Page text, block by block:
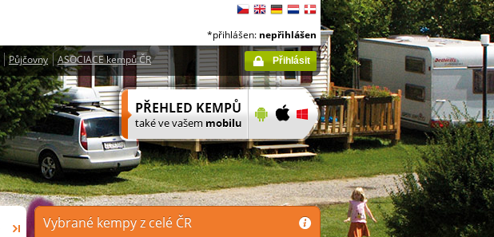
Půjčovny ASOCIACE kempů ČR
*přihlášen: nepřihlášen
Přihlásit
Vybrané kempy z celé ČR